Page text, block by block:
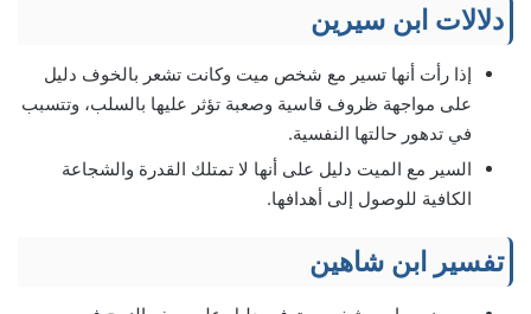
دلالات ابن سيرين
إذا رأت أنها تسير مع شخص ميت وكانت تشعر بالخوف دليل
على مواجهة ظروف قاسية وصعبة تؤثر عليها بالسلب، وتتسبب
في تدهور حالتها النفسية.
السير مع الميت دليل على أنها لا تمتلك القدرة والشجاعة
الكافية للوصول إلى أهدافها.
تفسير ابن شاهين